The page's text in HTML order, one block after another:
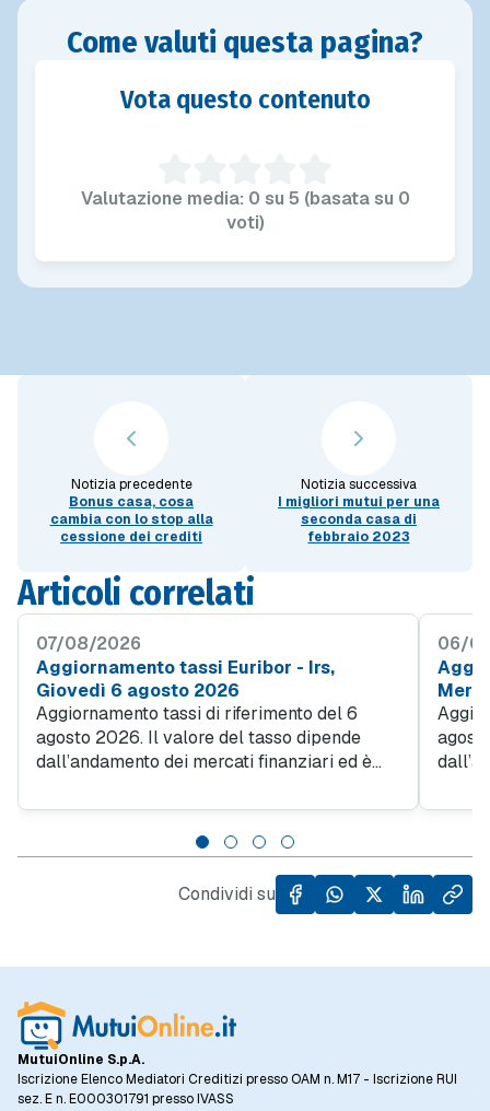
Come valuti questa pagina?
Vota questo contenuto
Valutazione media: 0 su 5 (basata su 0
voti)
Notizia precedente
Bonus casa, cosa
cambia con lo stop alla
cessione dei crediti
Notizia successiva
I migliori mutui per una
seconda casa di
febbraio 2023
Articoli correlati
07/08/2026
Aggiornamento tassi Euribor - Irs,
Giovedì 6 agosto 2026
Aggiornamento tassi di riferimento del 6
agosto 2026. Il valore del tasso dipende
dall’andamento dei mercati finanziari ed è
tasso applic ato ai contratti di mutuo...
06/
tasso
Condividi su
MutuiOnline S.p.A.
Iscrizione Elenco Mediatori Creditizi presso OAM n. M17 - Iscrizione RUI
sez. E n. E000301791 presso IVASS